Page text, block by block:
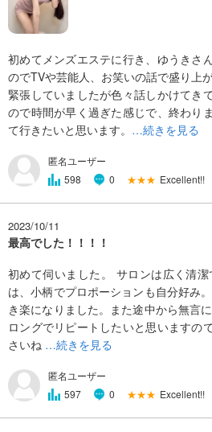
初めてメンズエステに行き、ゆうきさ
のでTVや芸能人、お笑いの話で盛り上
緊張していましたが色々話しかけてき
ので時間が早く過ぎた感じで、終わり
て行きたいと思います。 …続きを見る
匿名ユーザー
598
0 ★★★ Excellent!!
2023/10/11
最高でした！！！！
初めて伺いました。 サロンは広く清
は、小柄でプロポーションも自分好み
き楽になりました。また途中から無言
ロングでリピートしたいと思いますの
さいね …続きを見る
匿名ユーザー
597
0 ★★★ Excellent!!